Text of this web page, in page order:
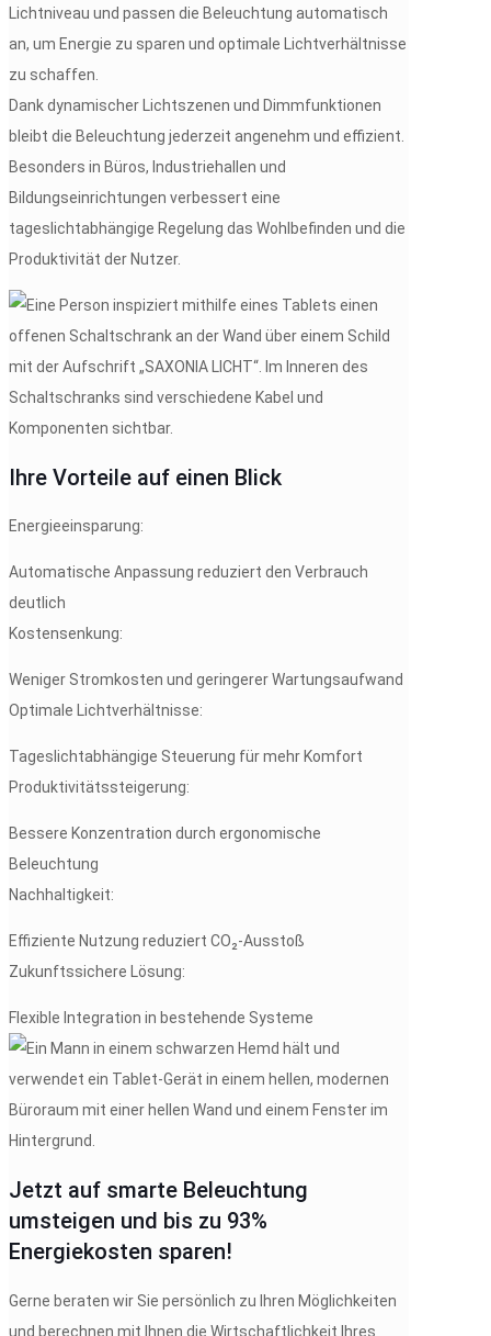
Lichtniveau und passen die Beleuchtung automatisch
an, um Energie zu sparen und optimale Lichtverhältnisse
zu schaffen.
Dank dynamischer Lichtszenen und Dimmfunktionen
bleibt die Beleuchtung jederzeit angenehm und effizient.
Besonders in Büros, Industriehallen und
Bildungseinrichtungen verbessert eine
tageslichtabhängige Regelung das Wohlbefinden und die
Produktivität der Nutzer.
Ihre Vorteile auf einen Blick
Energieeinsparung:
Automatische Anpassung reduziert den Verbrauch
deutlich
Kostensenkung:
Weniger Stromkosten und geringerer Wartungsaufwand
Optimale Lichtverhältnisse:
Tageslichtabhängige Steuerung für mehr Komfort
Produktivitätssteigerung:
Bessere Konzentration durch ergonomische
Beleuchtung
Nachhaltigkeit:
Effiziente Nutzung reduziert CO₂-Ausstoß
Zukunftssichere Lösung:
Flexible Integration in bestehende Systeme
Jetzt auf smarte Beleuchtung
umsteigen und bis zu 93%
Energiekosten sparen!
Gerne beraten wir Sie persönlich zu Ihren Möglichkeiten
und berechnen mit Ihnen die Wirtschaftlichkeit Ihres